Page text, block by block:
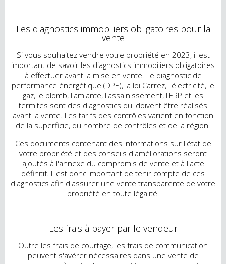
Les diagnostics immobiliers obligatoires pour la
vente
Si vous souhaitez vendre votre propriété en 2023, il est
important de savoir les diagnostics immobiliers obligatoires
à effectuer avant la mise en vente. Le diagnostic de
performance énergétique (DPE), la loi Carrez, l'électricité, le
gaz, le plomb, l'amiante, l'assainissement, l'ERP et les
termites sont des diagnostics qui doivent être réalisés
avant la vente. Les tarifs des contrôles varient en fonction
de la superficie, du nombre de contrôles et de la région.
Ces documents contenant des informations sur l'état de
votre propriété et des conseils d'améliorations seront
ajoutés à l'annexe du compromis de vente et à l'acte
définitif. Il est donc important de tenir compte de ces
diagnostics afin d'assurer une vente transparente de votre
propriété en toute légalité.
Les frais à payer par le vendeur
Outre les frais de courtage, les frais de communication
peuvent s'avérer nécessaires dans une vente de